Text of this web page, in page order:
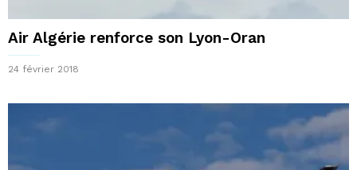
Air Algérie renforce son Lyon-Oran
24 février 2018